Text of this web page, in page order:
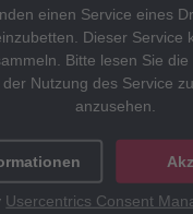
einen Service eines
Dieser Service
Bitte lesen Sie
Nutzung des Service
anzusehen.
Usercentrics Consent